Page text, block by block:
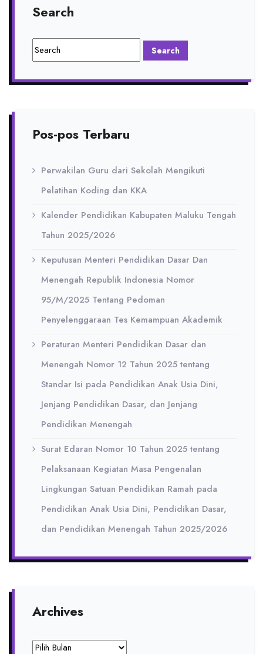
Search
Pos-pos Terbaru
Perwakilan Guru dari Sekolah Mengikuti
Pelatihan Koding dan KKA
Kalender Pendidikan Kabupaten Maluku Tengah
Tahun 2025/2026
Keputusan Menteri Pendidikan Dasar Dan
Menengah Republik Indonesia Nomor
95/M/2025 Tentang Pedoman
Penyelenggaraan Tes Kemampuan Akademik
Peraturan Menteri Pendidikan Dasar dan
Menengah Nomor 12 Tahun 2025 tentang
Standar Isi pada Pendidikan Anak Usia Dini,
Jenjang Pendidikan Dasar, dan Jenjang
Pendidikan Menengah
Surat Edaran Nomor 10 Tahun 2025 tentang
Pelaksanaan Kegiatan Masa Pengenalan
Lingkungan Satuan Pendidikan Ramah pada
Pendidikan Anak Usia Dini, Pendidikan Dasar,
dan Pendidikan Menengah Tahun 2025/2026
Archives
Archives